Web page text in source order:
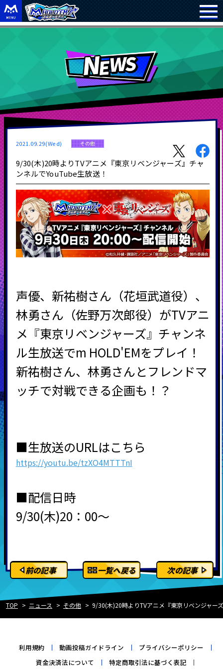
2021.09.29(Wed) その他
9/30(木)20時よりTVアニメ『東京リベンジャーズ』チャ
ンネルでYouTube生放送！
声優、新祐樹さん（花垣武道役）、
林勇さん（佐野万次郎役）がTVアニ
メ『東京リベンジャーズ』チャンネ
ル生放送でm HOLD'EMをプレイ！
新祐樹さん、林勇さんとフレンドマ
ッチで対戦できる企画も！？
■生放送のURLはこちら
https://youtu.be/tzXO4MTTTnI
■配信日時
9/30(木)20：00～
前の記事 一覧へ戻る 次の記事
TOP ニュース その他 9/30(木)20時よりTVアニメ『東京リベンジャー
利用規約 動画投稿ガイドライン
プライバシーポリシー
資金決済法について
特定商取引法に基づく表記